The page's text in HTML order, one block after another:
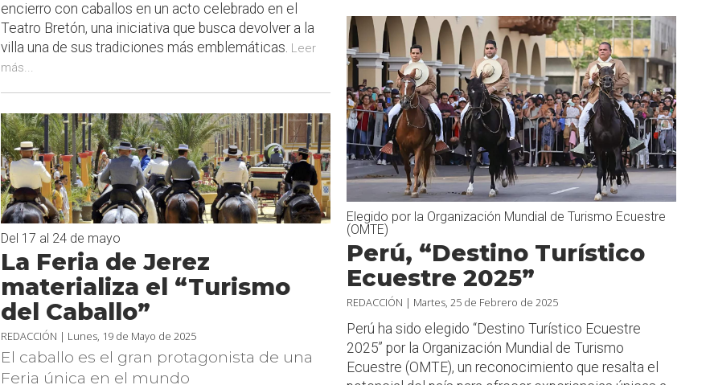
encierro con caballos en un acto celebrado en el
Teatro Bretón, una iniciativa que busca devolver a la
villa una de sus tradiciones más emblemáticas. Leer
más...
Del 17 al 24 de mayo
La Feria de Jerez
materializa el “Turismo
del Caballo”
REDACCIÓN | Lunes, 19 de Mayo de 2025
El caballo es el gran protagonista de una
Feria única en el mundo
Elegido por la Organización Mundial de Turismo Ecuestre
(OMTE)
Perú, “Destino Turístico
Ecuestre 2025”
REDACCIÓN | Martes, 25 de Febrero de 2025
Perú ha sido elegido “Destino Turístico Ecuestre
2025” por la Organización Mundial de Turismo
Ecuestre (OMTE), un reconocimiento que resalta el